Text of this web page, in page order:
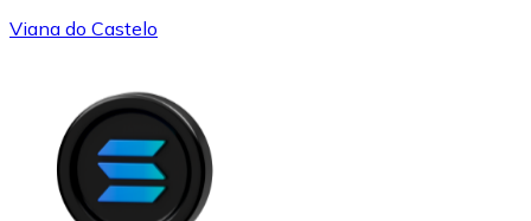
Viana do Castelo